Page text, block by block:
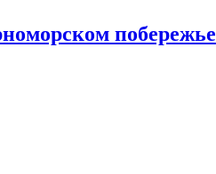
побережье